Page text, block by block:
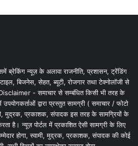
ब्रेकिंग न्यूज़ के अलावा राजनीति, प्रशासन, ट्रेंडिंग
बिजनेस, सेहत, ब्यूटी, रोजगार तथा टेक्नोलॉजी से
- समाचार से सम्बंधित किसी भी तरह के
द्वारा प्रस्तुत सामग्री ( समाचार / फोटो
मुद्रक, प्रकाशक, संपादक इस तरह के सामग्रियों के
है। न्यूज़ पोर्टल में प्रकाशित ऐसी सामग्री के लिए
होगा, स्वामी, मुद्रक, प्रकाशक, संपादक की कोई